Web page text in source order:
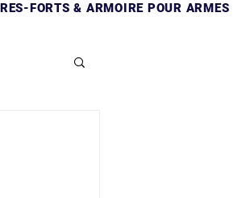
FORTS & ARMOIRE POUR ARMES